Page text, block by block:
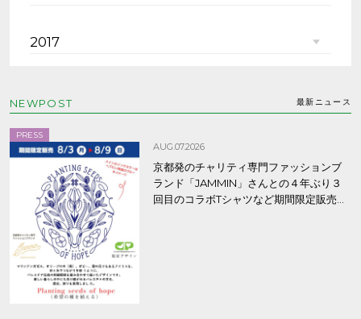
2017
NEWPOST 最新ニュース
PRESS
AUG.07.2026
京都発のチャリティ専門ファッションブ
ランド「JAMMIN」さんとの４年ぶり３
回目のコラボTシャツなど期間限定販売、